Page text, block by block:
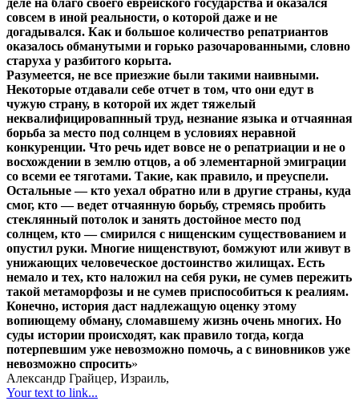
деле на благо своего еврейского государства и оказался
совсем в иной реальности, о которой даже и не
догадывался. Как и большое количество репатриантов
оказалось обманутыми и горько разочарованными, словно
старуха у разбитого корыта.
Разумеется, не все приезжие были такими наивными.
Некоторые отдавали себе отчет в том, что они едут в
чужую страну, в которой их ждет тяжелый
неквалифицировапнный труд, незнание языка и отчаянная
борьба за место под солнцем в условиях неравной
конкуренции. Что речь идет вовсе не о репатриации и не о
восхождении в землю отцов, а об элементарной эмиграции
со всеми ее тяготами. Такие, как правило, и преуспели.
Остальные — кто уехал обратно или в другие страны, куда
смог, кто — ведет отчаянную борьбу, стремясь пробить
стеклянный потолок и занять достойное место под
солнцем, кто — смирился с нищенским существованием и
опустил руки. Многие нищенствуют, бомжуют или живут в
унижающих человеческое достоинство жилищах. Есть
немало и тех, кто наложил на себя руки, не сумев пережить
такой метаморфозы и не сумев приспособиться к реалиям.
Конечно, история даст надлежащую оценку этому
вопиющему обману, сломавшему жизнь очень многих. Но
суды истории происходят, как правило тогда, когда
потерпевшим уже невозможно помочь, а с виновников уже
невозможно спросить»
Александр Грайцер, Израиль,
Your text to link...